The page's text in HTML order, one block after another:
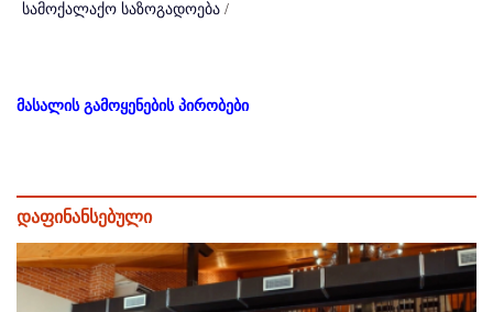
სამოქალაქო საზოგადოება /
მასალის გამოყენების პირობები
დაფინანსებული